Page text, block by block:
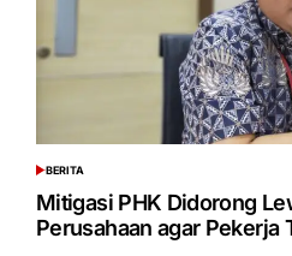
POSTED
IN
BERITA
Mitigasi PHK Didorong
Perusahaan agar Pekerja